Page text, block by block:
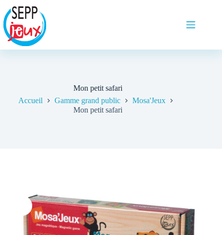
Mon petit safari
Accueil
Gamme grand public
Mosa'Jeux
Mon petit safari